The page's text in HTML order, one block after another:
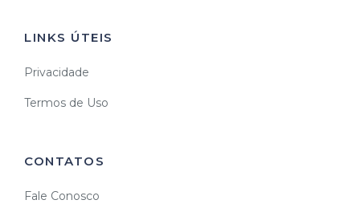
LINKS ÚTEIS
Privacidade
Termos de Uso
CONTATOS
Fale Conosco